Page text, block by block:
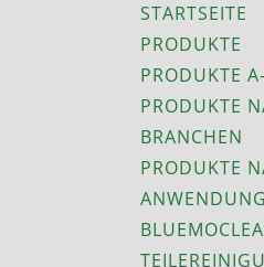
STARTSEITE
PRODUKTE
PRODUKTE
PRODUKTE
BRANCHEN
PRODUKTE